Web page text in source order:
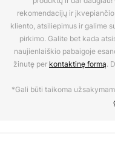
rekomendacijų ir
kliento, atsiliepimus ir galime
pirkimo. Galite bet kada
naujienlaiškio pabaigoje
žinutę per kontaktinę formą.
*Gali būti taikoma